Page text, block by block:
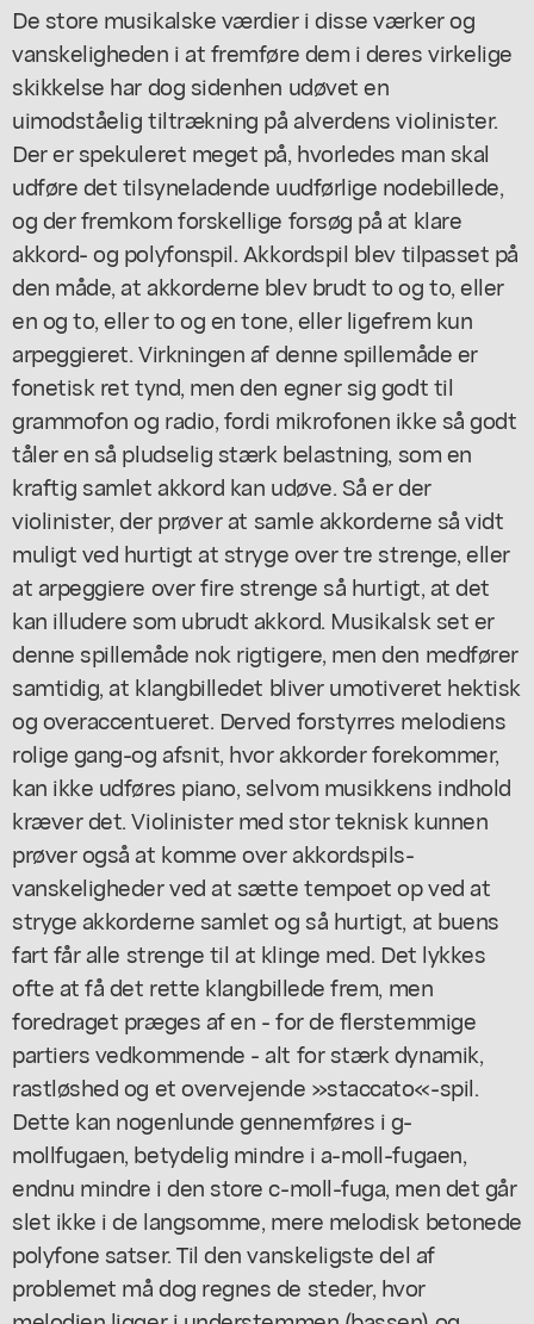
De store musikalske værdier i disse værker og
vanskeligheden i at fremføre dem i deres virkelige
skikkelse har dog sidenhen udøvet en
uimodståelig tiltrækning på alverdens violinister.
Der er spekuleret meget på, hvorledes man skal
udføre det tilsyneladende uudførlige nodebillede,
og der fremkom forskellige forsøg på at klare
akkord- og polyfonspil. Akkordspil blev tilpasset på
den måde, at akkorderne blev brudt to og to, eller
en og to, eller to og en tone, eller ligefrem kun
arpeggieret. Virkningen af denne spillemåde er
fonetisk ret tynd, men den egner sig godt til
grammofon og radio, fordi mikrofonen ikke så godt
tåler en så pludselig stærk belastning, som en
kraftig samlet akkord kan udøve. Så er der
violinister, der prøver at samle akkorderne så vidt
muligt ved hurtigt at stryge over tre strenge, eller
at arpeggiere over fire strenge så hurtigt, at det
kan illudere som ubrudt akkord. Musikalsk set er
denne spillemåde nok rigtigere, men den medfører
samtidig, at klangbilledet bliver umotiveret hektisk
og overaccentueret. Derved forstyrres melodiens
rolige gang-og afsnit, hvor akkorder forekommer,
kan ikke udføres piano, selvom musikkens indhold
kræver det. Violinister med stor teknisk kunnen
prøver også at komme over akkordspils-
vanskeligheder ved at sætte tempoet op ved at
stryge akkorderne samlet og så hurtigt, at buens
fart får alle strenge til at klinge med. Det lykkes
ofte at få det rette klangbillede frem, men
foredraget præges af en - for de flerstemmige
partiers vedkommende - alt for stærk dynamik,
rastløshed og et overvejende »staccato«-spil.
Dette kan nogenlunde gennemføres i g-
mollfugaen, betydelig mindre i a-moll-fugaen,
endnu mindre i den store c-moll-fuga, men det går
slet ikke i de langsomme, mere melodisk betonede
polyfone satser. Til den vanskeligste del af
problemet må dog regnes de steder, hvor